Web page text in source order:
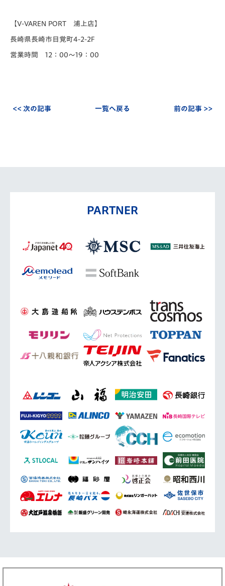
【V-VAREN PORT 浦上店】
長崎県長崎市目覚町4-2-2F
営業時間 12：00～19：00
<< 次の記事 一覧へ戻る 前の記事 >>
PARTNER